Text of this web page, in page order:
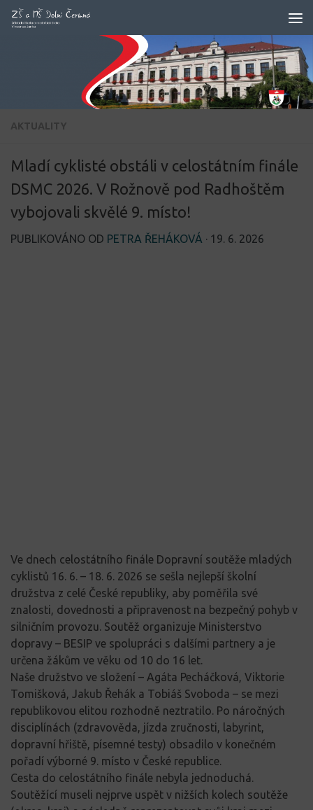
Skip to content
AKTUALITY
Mladí cyklisté obstáli v celostátním finále
DSMC 2026. V Rožnově pod Radhoštěm
vybojovali skvělé 9. místo!
PUBLIKOVÁNO OD PETRA ŘEHÁKOVÁ · 19. 6. 2026
Ve dnech celostátního finále Dopravní soutěže mladých
cyklistů 16. 6. – 18. 6. 2026 se sešla nejlepší školní
družstva z celé České republiky, aby poměřila své
znalosti, dovednosti a připravenost na bezpečný pohyb v
silničním provozu. Soutěž organizuje Ministerstvo
dopravy – BESIP ve spolupráci s dalšími partnery a je
určena žákům ve věku od 10 do 16 let.
Naše družstvo ve složení – Agáta Pecháčková, Viktorie
Tomišková, Jakub Řehák a Tobiáš Svoboda – se mezi
republikovou elitou rozhodně neztratilo. Po náročných
disciplínách (zdravověda, jízda zručnosti, labyrint,
dopravní hřiště, písemné testy) obsadilo v konečném
pořadí výborné 9. místo v České republice.
Cesta do celostátního finále nebyla jednoduchá.
Soutěžící museli nejprve uspět v nižších kolech soutěže